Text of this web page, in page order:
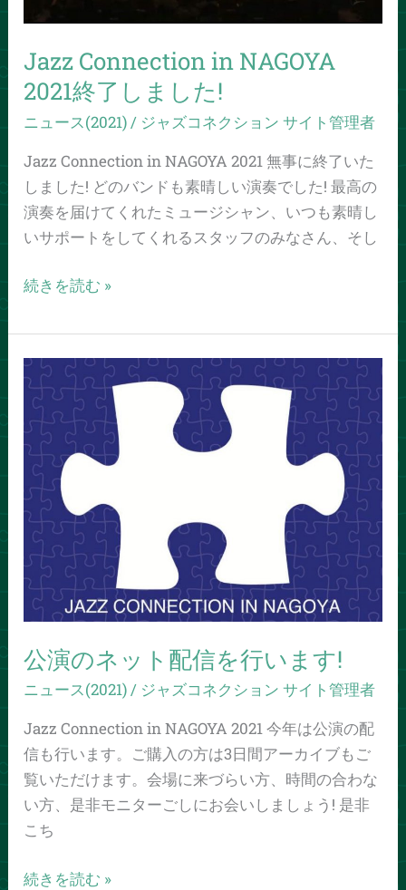
2022
も
開
催
た
し
ま
す！！
Jazz Connection in NAGOYA
2021終了しました!
ニュース(2021)/ ジャズコネクション サイト管理者
Jazz Connection in NAGOYA 2021 無事に終了いた
しました! どのバンドも素晴しい演奏でした! 最高の
演奏を届けてくれたミュージシャン、いつも素晴し
いサポートをしてくれるスタッフのみなさん、そし
し
た!
続きを読む »
公演のネット配信を行います!
ニュース(2021)/ ジャズコネクション サイト管理者
Jazz Connection in NAGOYA 2021 今年は公演の配
信も行います。ご購入の方は3日間アーカイブもご
覧いただけます。会場に来づらい方、時間の合わな
い方、是非モニターごしにお会いしましょう! 是非
こち
公
演
の
ネ
ッ
ト
配
信
を
行
い
ま
す!
続きを読む »